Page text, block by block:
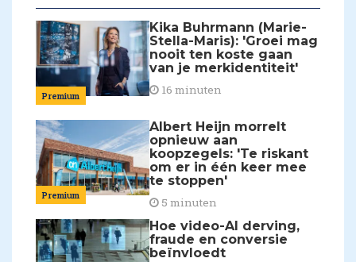
Premium
Kika Buhrmann (Marie-
Stella-Maris): 'Groei mag
nooit ten koste gaan
van je merkidentiteit'
16 minuten
Premium
Albert Heijn morrelt
opnieuw aan
koopzegels: 'Te riskant
om er in één keer mee
te stoppen'
5 minuten
Hoe video-AI derving,
fraude en conversie
beïnvloedt